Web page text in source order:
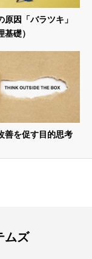
原因「バラツキ」
基礎）
善を促す目的思考
ムズ